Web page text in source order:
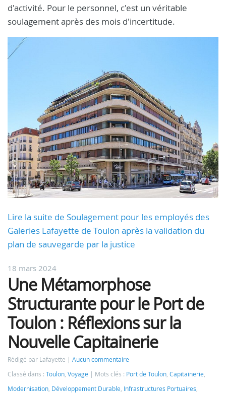
d'activité. Pour le personnel, c'est un véritable
soulagement après des mois d'incertitude.
Lire la suite de Soulagement pour les employés des
Galeries Lafayette de Toulon après la validation du
plan de sauvegarde par la justice
18 mars 2024
Une Métamorphose
Structurante pour le Port de
Toulon : Réflexions sur la
Nouvelle Capitainerie
Rédigé par Lafayette
Aucun commentaire
Classé dans : Toulon, Voyage Mots clés : Port de Toulon, Capitainerie,
Modernisation, Développement Durable, Infrastructures Portuaires,